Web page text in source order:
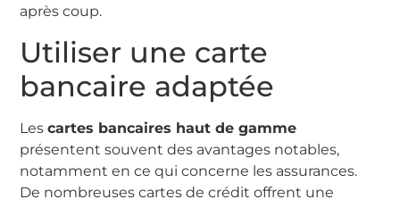
après coup.
Utiliser une carte
bancaire adaptée
Lescartes bancaires haut de gamme
présentent souvent des avantages notables,
notamment en ce qui concerne les assurances.
De nombreuses cartes de crédit offrent une